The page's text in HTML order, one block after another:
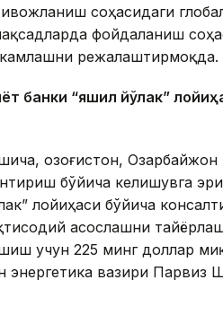
соҳасидаги
фойдаланиш
режалаштирмоқда.
банки “яшил йўлак”
Қозоғистон, Озарбайжон
бўйича келишувга
лойиҳаси бўйича
асослашни
учун 225 минг доллар
энергетика вазири Парвиз